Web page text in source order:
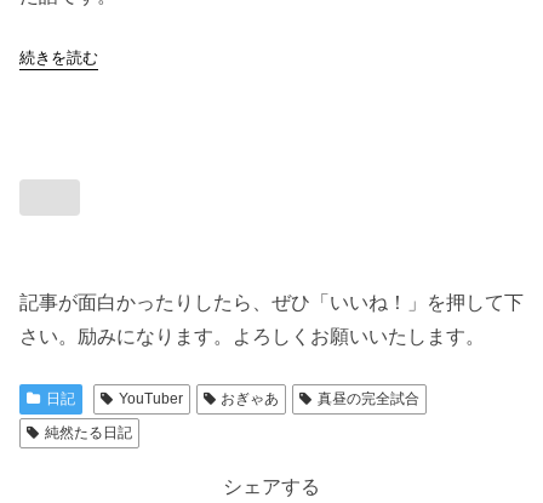
続きを読む
記事が面白かったりしたら、ぜひ「いいね！」を押して下
さい。励みになります。よろしくお願いいたします。
日記 YouTuber おぎゃあ
真昼の完全試合
純然たる日記
シェアする